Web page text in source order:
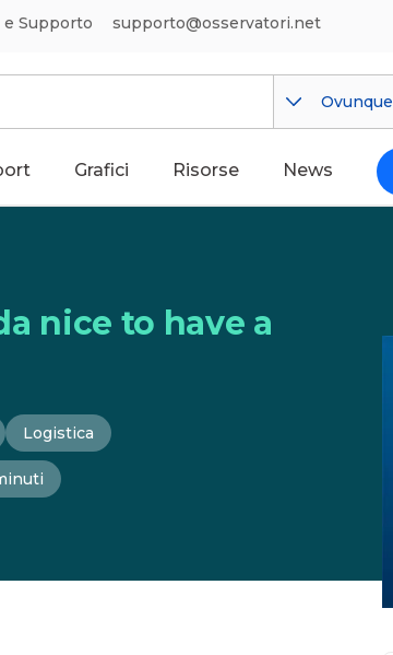
e Supporto supporto@osservatori.net
Ovunque
Grafici Risorse News
nice to have a
Logistica